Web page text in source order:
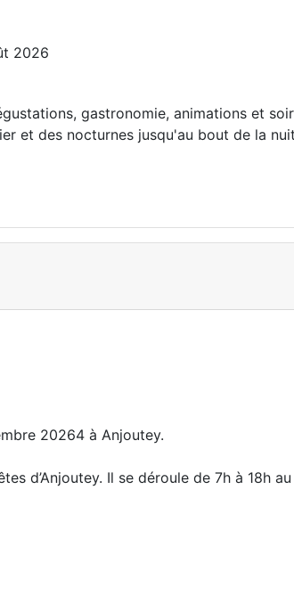
2026
gastronomie, animations et
et des nocturnes jusqu'au bout de la
20264 à Anjoutey.
d’Anjoutey. Il se déroule de 7h à 18h au